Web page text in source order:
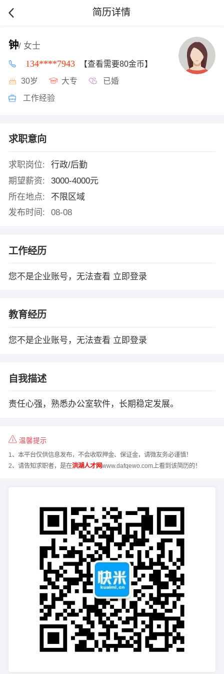
简历详情
钟/ 女士
134****7943 【查看需要80金币】
30岁 大专 已婚
工作经验
求职意向
求职岗位:
行政/后勤
期望薪资:
3000-4000元
所在地点:
不限区域
发布时间:
08-08
工作经历
您不是企业账号，无法查看 立即登录
教育经历
您不是企业账号，无法查看 立即登录
自我描述
责任心强，熟悉办公室软件，长期稳定发展。
温馨提示
1、本平台仅供信息发布，不会收取押金、保证金，请微友务必谨慎！
2、请告知求职者，是在洪湖人才网www.dafqewo.com上看到该简历的！